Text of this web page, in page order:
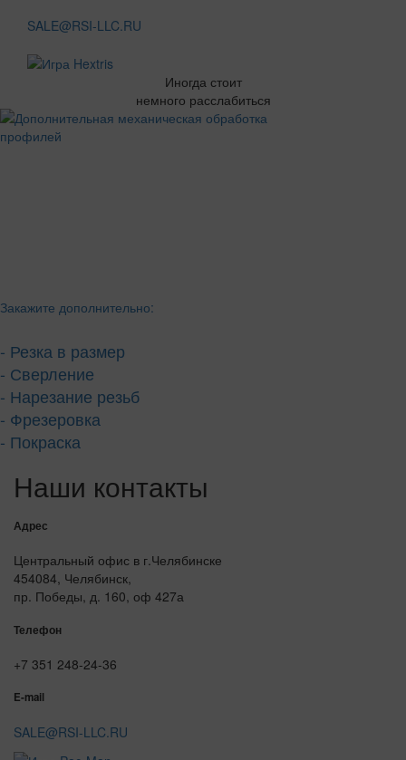
SALE@RSI-LLC.RU
Иногда стоит
немного расслабиться
Закажите дополнительно:
- Резка в размер
- Сверление
- Нарезание резьб
- Фрезеровка
- Покраска
Наши контакты
Адрес
Центральный офис в г.Челябинске
454084, Челябинск,
пр. Победы, д. 160, оф 427а
Телефон
+7 351 248-24-36
E-mail
SALE@RSI-LLC.RU